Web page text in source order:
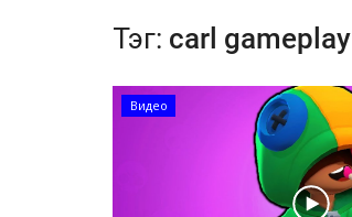
Тэг: carl gameplay
Видео